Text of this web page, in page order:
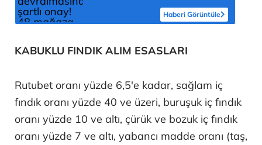
Haberi Görüntüle
KABUKLU FINDIK ALIM ESASLARI
Rutubet oranı yüzde 6,5'e kadar, sağlam iç
fındık oranı yüzde 40 ve üzeri, buruşuk iç fındık
oranı yüzde 10 ve altı, çürük ve bozuk iç fındık
oranı yüzde 7 ve altı, yabancı madde oranı (taş,